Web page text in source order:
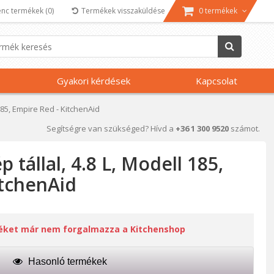
termékek (0) Termékek visszaküldése 0 termékek
Gyakori kérdések Kapcsolat
Empire Red - KitchenAid
Segítségre van szükséged? Hívd a +36 1 300 9520számot.
tállal, 4.8 L, Modell 185,
már nem forgalmazza a Kitchenshop
Hasonló termékek